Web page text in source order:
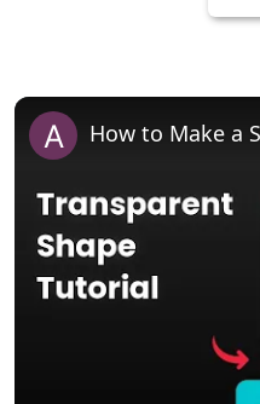
How to Make a